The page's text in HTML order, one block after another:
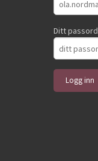
Ditt passord